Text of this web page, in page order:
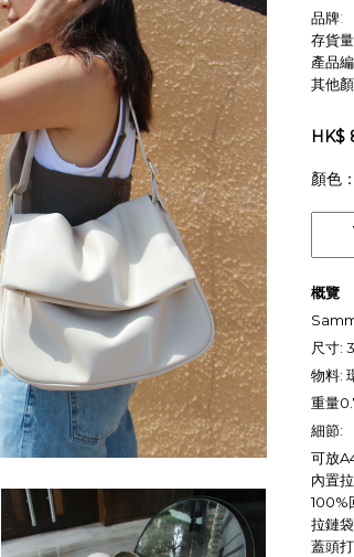
品牌:
存貨
產品
其他
HK$
顏色
概覽
尺寸:
物料:
重量
細節:
可放
內置
100%
拉鏈
蓋頭